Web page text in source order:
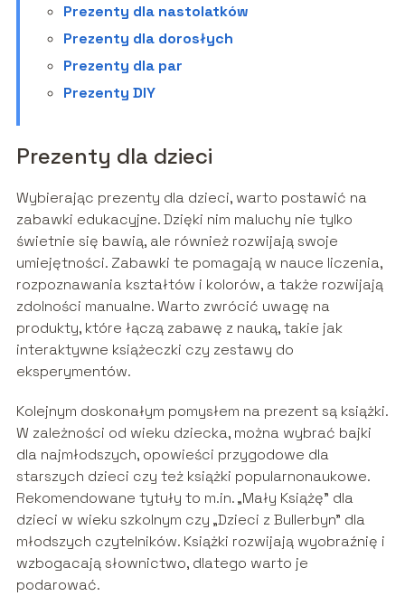
Prezenty dla nastolatków
Prezenty dla dorosłych
Prezenty dla par
Prezenty DIY
Prezenty dla dzieci
Wybierając prezenty dla dzieci, warto postawić na
zabawki edukacyjne. Dzięki nim maluchy nie tylko
świetnie się bawią, ale również rozwijają swoje
umiejętności. Zabawki te pomagają w nauce liczenia,
rozpoznawania kształtów i kolorów, a także rozwijają
zdolności manualne. Warto zwrócić uwagę na
produkty, które łączą zabawę z nauką, takie jak
interaktywne książeczki czy zestawy do
eksperymentów.
Kolejnym doskonałym pomysłem na prezent są książki.
W zależności od wieku dziecka, można wybrać bajki
dla najmłodszych, opowieści przygodowe dla
starszych dzieci czy też książki popularnonaukowe.
Rekomendowane tytuły to m.in. „Mały Książę” dla
dzieci w wieku szkolnym czy „Dzieci z Bullerbyn” dla
młodszych czytelników. Książki rozwijają wyobraźnię i
wzbogacają słownictwo, dlatego warto je
podarować.